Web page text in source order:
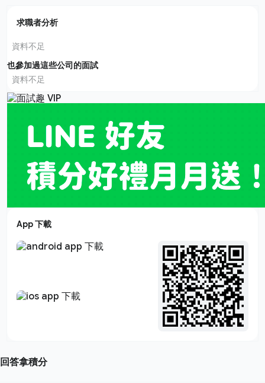
求職者分析
資料不足
也參加過這些公司的面試
資料不足
App 下載
回答拿積分